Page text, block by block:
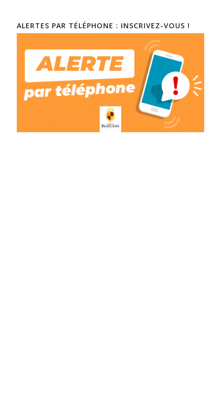
ALERTES PAR TÉLÉPHONE : INSCRIVEZ-VOUS !